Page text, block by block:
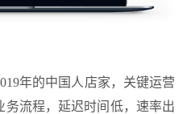
年的中国人店家，关键运营
务流程，延迟时间低，速率出